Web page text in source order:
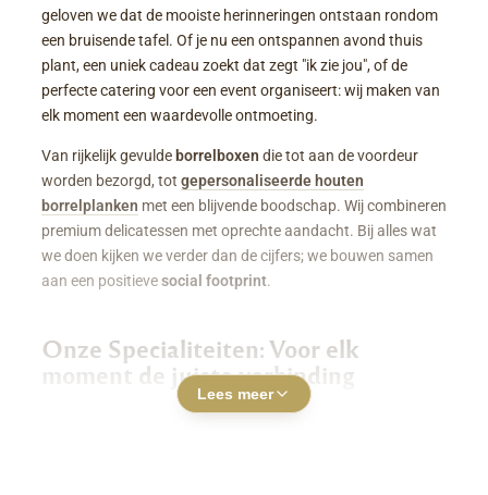
geloven we dat de mooiste herinneringen ontstaan rondom
een bruisende tafel. Of je nu een ontspannen avond thuis
plant, een uniek cadeau zoekt dat zegt "ik zie jou", of de
perfecte catering voor een event organiseert: wij maken van
elk moment een waardevolle ontmoeting.
Van rijkelijk gevuldeborrelboxen die tot aan de voordeur
worden bezorgd, tot gepersonaliseerde houten
borrelplanken met een blijvende boodschap. Wij combineren
premium delicatessen met oprechte aandacht. Bij alles wat
we doen kijken we verder dan de cijfers; we bouwen samen
aan een positievesocial footprint.
Onze Specialiteiten: Voor elk
moment de juiste verbinding
Luxe Borrelboxen & Borrelpakketten
Lees meer